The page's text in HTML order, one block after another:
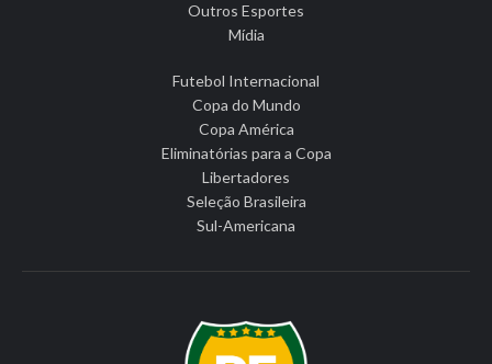
Outros Esportes
Mídia
Futebol Internacional
Copa do Mundo
Copa América
Eliminatórias para a Copa
Libertadores
Seleção Brasileira
Sul-Americana